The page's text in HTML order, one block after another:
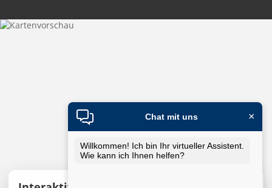
Chat mit uns ×
Willkommen! Ich bin Ihr virtueller Assistent.
Wie kann ich Ihnen helfen?